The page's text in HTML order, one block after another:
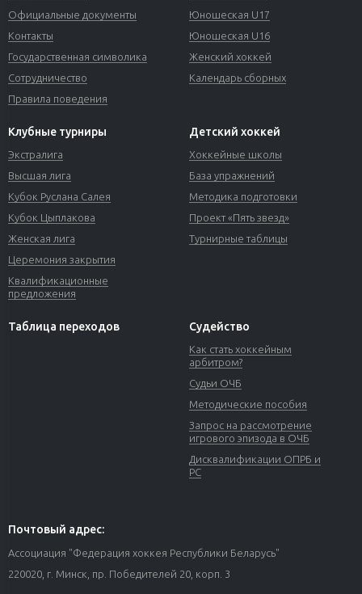
Официальные документы
Контакты
Государственная символика
Сотрудничество
Правила поведения
Юношеская U17
Юношеская U16
Женский хоккей
Календарь сборных
Клубные турниры
Экстралига
Высшая лига
Кубок Руслана Салея
Кубок Цыплакова
Женская лига
Церемония закрытия
Квалификационные
предложения
Детский хоккей
Хоккейные школы
База упражнений
Методика подготовки
Проект «Пять звезд»
Турнирные таблицы
Таблица переходов Судейство
Как стать хоккейным
арбитром?
Судьи ОЧБ
Методические пособия
Запрос на рассмотрение
игрового эпизода в ОЧБ
Дисквалификации ОПРБ и
РС
Почтовый адрес:
Ассоциация "Федерация хоккея Республики Беларусь"
220020, г. Минск, пр. Победителей 20, корп. 3